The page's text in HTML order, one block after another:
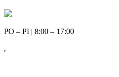
PO – PI | 8:00 – 17:00
,